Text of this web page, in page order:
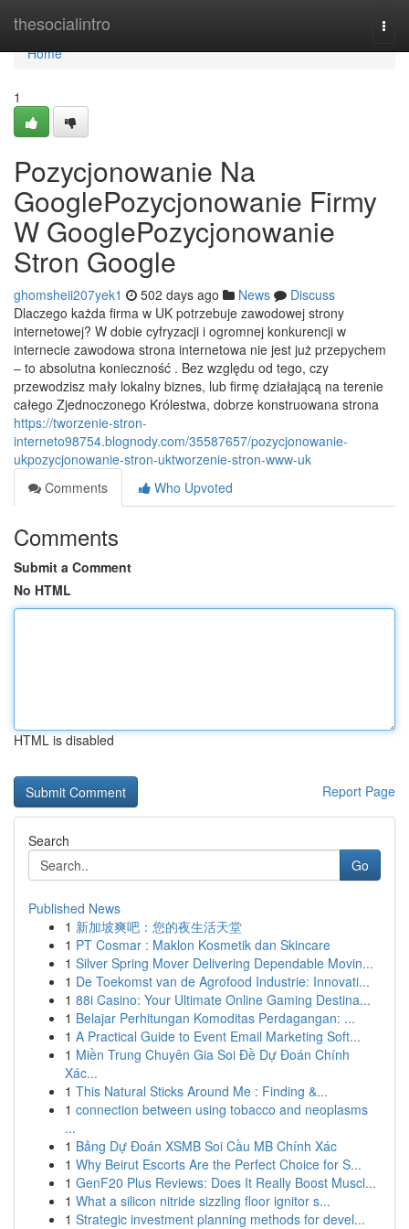
thesocialintro
Home
Home
1
Pozycjonowanie Na
GooglePozycjonowanie Firmy
W GooglePozycjonowanie
Stron Google
ghomsheii207yek1 502 days ago News
Discuss
Dlaczego każda firma w UK potrzebuje zawodowej strony
internetowej? W dobie cyfryzacji i ogromnej konkurencji w
internecie zawodowa strona internetowa nie jest już przepychem
– to absolutna konieczność . Bez względu od tego, czy
przewodzisz mały lokalny biznes, lub firmę działającą na terenie
całego Zjednoczonego Królestwa, dobrze konstruowana strona
https://tworzenie-stron-
interneto98754.blognody.com/35587657/pozycjonowanie-
ukpozycjonowanie-stron-uktworzenie-stron-www-uk
Comments
Who Upvoted
Comments
Submit a Comment
No HTML
HTML is disabled
Report Page
Search
Go
Published News
1 新加坡爽吧：您的夜生活天堂
1 PT Cosmar : Maklon Kosmetik dan Skincare
1 Silver Spring Mover Delivering Dependable Movin...
1 De Toekomst van de Agrofood Industrie: Innovati...
1 88i Casino: Your Ultimate Online Gaming Destina...
1 Belajar Perhitungan Komoditas Perdagangan: ...
1 A Practical Guide to Event Email Marketing Soft...
1 Miền Trung Chuyên Gia Soi Đề Dự Đoán Chính
Xác...
1 This Natural Sticks Around Me : Finding &...
1 connection between using tobacco and neoplasms
...
1 Bảng Dự Đoán XSMB Soi Cầu MB Chính Xác
1 Why Beirut Escorts Are the Perfect Choice for S...
1 GenF20 Plus Reviews: Does It Really Boost Muscl...
1 What a silicon nitride sizzling floor ignitor s...
1 Strategic investment planning methods for devel...